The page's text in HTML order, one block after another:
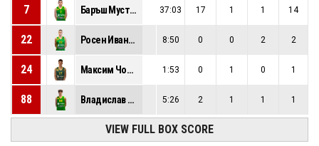
7 Баръш Мустафа 37:03 17 1 1 14
22 Росен Иванов 8:50 0 0 2 2
24 Максим Чоков 1:53 0 1 0 1
88 Владислав Станев 5:26 2 1 1 1
VIEW FULL BOX SCORE